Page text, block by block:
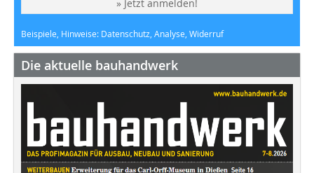
» Jetzt anmelden!
Beispiele, Hinweise: Datenschutz, Analyse, Widerruf
Die aktuelle bauhandwerk